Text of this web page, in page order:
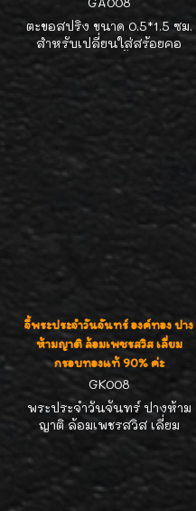
ตะขอสปริง ขนาด 0.5*1.5 ซม.
สำหรับเปลี่ยนใส่สร้อยคอ
เปิด-ปิด สะดวก น้ำหนัก 1.04
กรัมค่ะ
จี้พระประจำวันจันทร์ องค์ทอง ปาง
ห้ามญาติ ล้อมเพชรสวิส เลี่ยม
กรอบทองแท้ 90% ค่ะ
GK008
พระประจำวันจันทร์ ปางห้าม
ญาติ ล้อมเพชรสวิส เลี่ยม
กรอบทองแท้90% ขนาดน่ารัก
ดี กว้าง1.7 ซม. สูง2.5 ซม. ห้อย
กับสร้อยขนาด 2 สลึง- 1บาท
ได้สวยๆค่ะ